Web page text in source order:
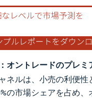
オントレードのプレミ
ネルは、小売の利便性
の市場シェアを占め